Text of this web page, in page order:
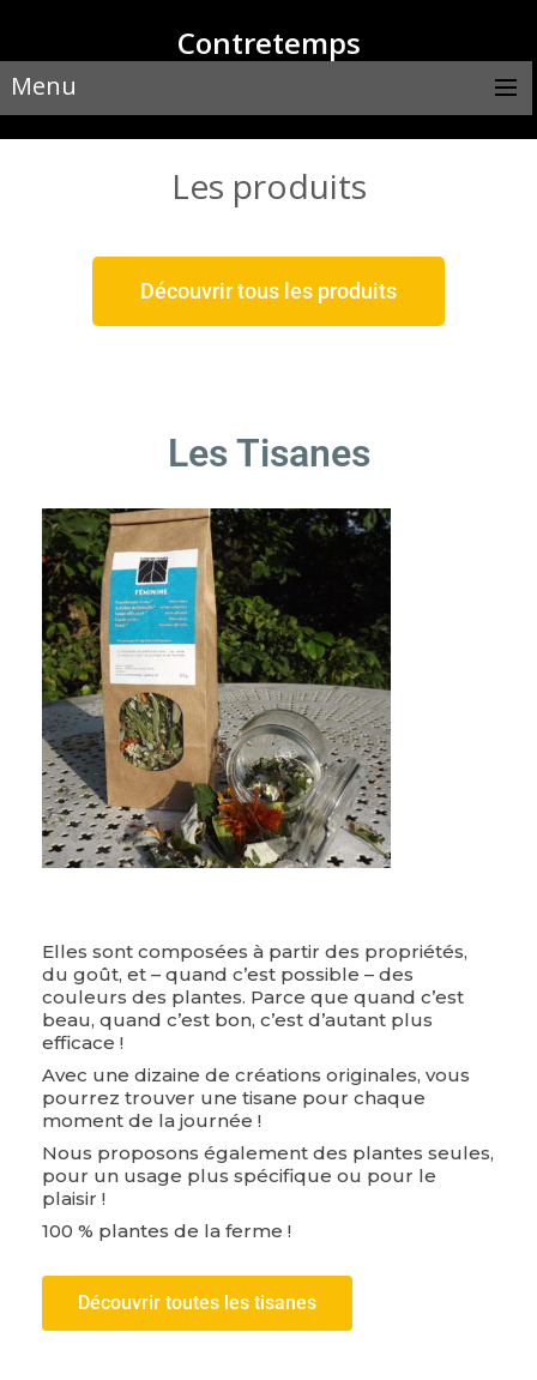
Contretemps
Menu
Les produits
Découvrir tous les produits
Les Tisanes
Elles sont composées à partir des propriétés,
du goût, et – quand c’est possible – des
couleurs des plantes. Parce que quand c’est
beau, quand c’est bon, c’est d’autant plus
efficace !
Avec une dizaine de créations originales, vous
pourrez trouver une tisane pour chaque
moment de la journée !
Nous proposons également des plantes seules,
pour un usage plus spécifique ou pour le
plaisir !
100 % plantes de la ferme !
Découvrir toutes les tisanes